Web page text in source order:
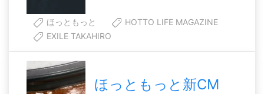
ほっともっと
HOTTO LIFE MAGAZINE
EXILE TAKAHIRO
ほっともっと新CM